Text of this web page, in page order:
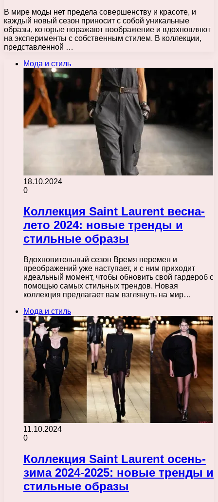
В мире моды нет предела совершенству и красоте, и
каждый новый сезон приносит с собой уникальные
образы, которые поражают воображение и вдохновляют
на эксперименты с собственным стилем. В коллекции,
представленной …
Мода и стиль
18.10.2024
0
Коллекция Saint Laurent весна-
лето 2024: новые тренды и
стильные образы
Вдохновительный сезон Время перемен и
преображений уже наступает, и с ним приходит
идеальный момент, чтобы обновить свой гардероб с
помощью самых стильных трендов. Новая
коллекция предлагает вам взглянуть на мир…
Мода и стиль
11.10.2024
0
Коллекция Saint Laurent осень-
зима 2024-2025: новые тренды и
стильные образы